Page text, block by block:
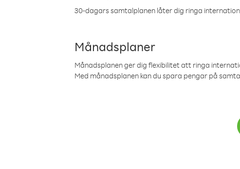
30-dagars samtalplanen låter dig ringa
Månadsplaner
Månadsplanen ger dig flexibilitet att ringa
Med månadsplanen kan du spara pengar på